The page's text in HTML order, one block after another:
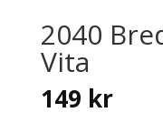
2040
Vita
149 kr